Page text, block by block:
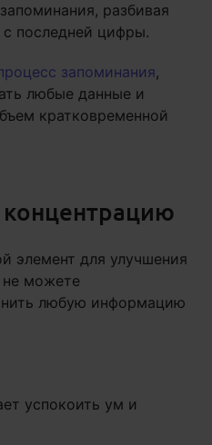
разбивая
последней цифры.
запоминания,
любые данные и
кратковременной
элемент для улучшения
не можете
любую информацию
успокоить ум и